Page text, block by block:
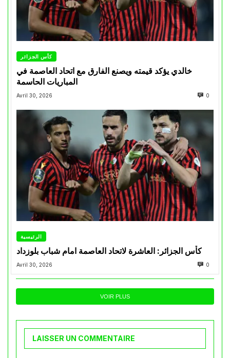
كأس الجزائر
خالدي يؤكد قيمته ويصنع الفارق مع اتحاد العاصمة في
المباريات الحاسمة
Avril 30, 2026 0
الرئيسية
كأس الجزائر: العاشرة لاتحاد العاصمة امام شباب بلوزداد
Avril 30, 2026 0
VOIR PLUS
LAISSER UN COMMENTAIRE